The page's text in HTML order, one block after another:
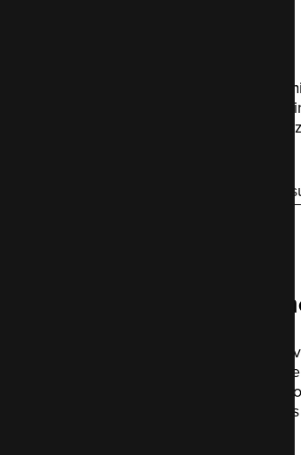
Nos développeurs et
conseiller et vous
réaliser ce dont vous
Plus sur nos forfaits
Nous pouvons optimiser
un environnement
propres serveurs, nous
complète de vos